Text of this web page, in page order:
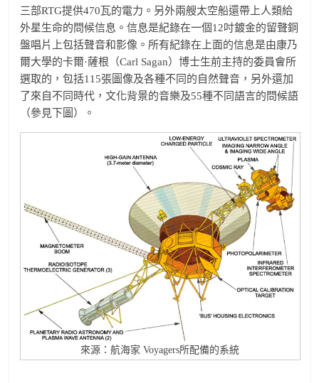
三部RTG提供470瓦的電力。另外兩艘太空船還帶上人類給
外星生命的問候信息。信息是紀錄在一個12吋鍍金的留聲銅
盤唱片上包括聲音和影像。所有紀錄在上面的信息是由康乃
爾大學的卡爾·薩根（Carl Sagan）博士生前主持的委員會所
選取的，包括115張圖像及各種不同的自然聲音，另外還加
了來自不同時代，文化背景的音樂及55種不同語言的問候語
（參見下圖）。
來源：航海家 Voyagers所配備的系統